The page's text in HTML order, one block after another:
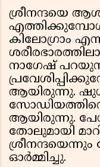
ശ്രീനന്ദയെ
കിലോഗ്രാം
നാഗേഷ്
ആയിരുന്നു.
ആയിരുന്നു.
തോലുമായി
ഓർമ്മിച്ചു.